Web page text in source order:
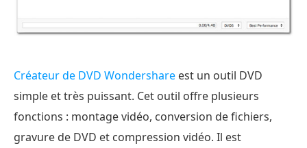
Créateur de DVD Wondershare est un outil DVD
simple et très puissant. Cet outil offre plusieurs
fonctions : montage vidéo, conversion de fichiers,
gravure de DVD et compression vidéo. Il est